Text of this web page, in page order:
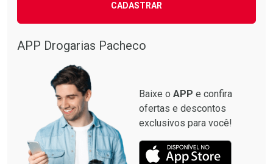
CADASTRAR
APP Drogarias Pacheco
Baixe o APP e confira
ofertas e descontos
exclusivos para você!